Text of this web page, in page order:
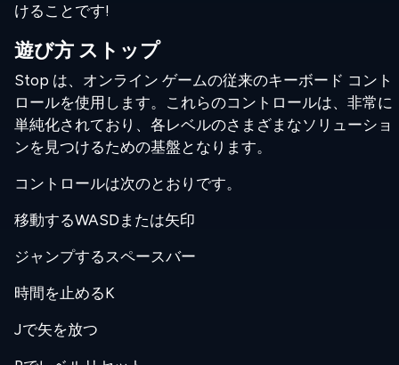
けることです!
遊び方 ストップ
Stop は、オンライン ゲームの従来のキーボード コント
ロールを使用します。これらのコントロールは、非常に
単純化されており、各レベルのさまざまなソリューショ
ンを見つけるための基盤となります。
コントロールは次のとおりです。
移動するWASDまたは矢印
ジャンプするスペースバー
時間を止めるK
Jで矢を放つ